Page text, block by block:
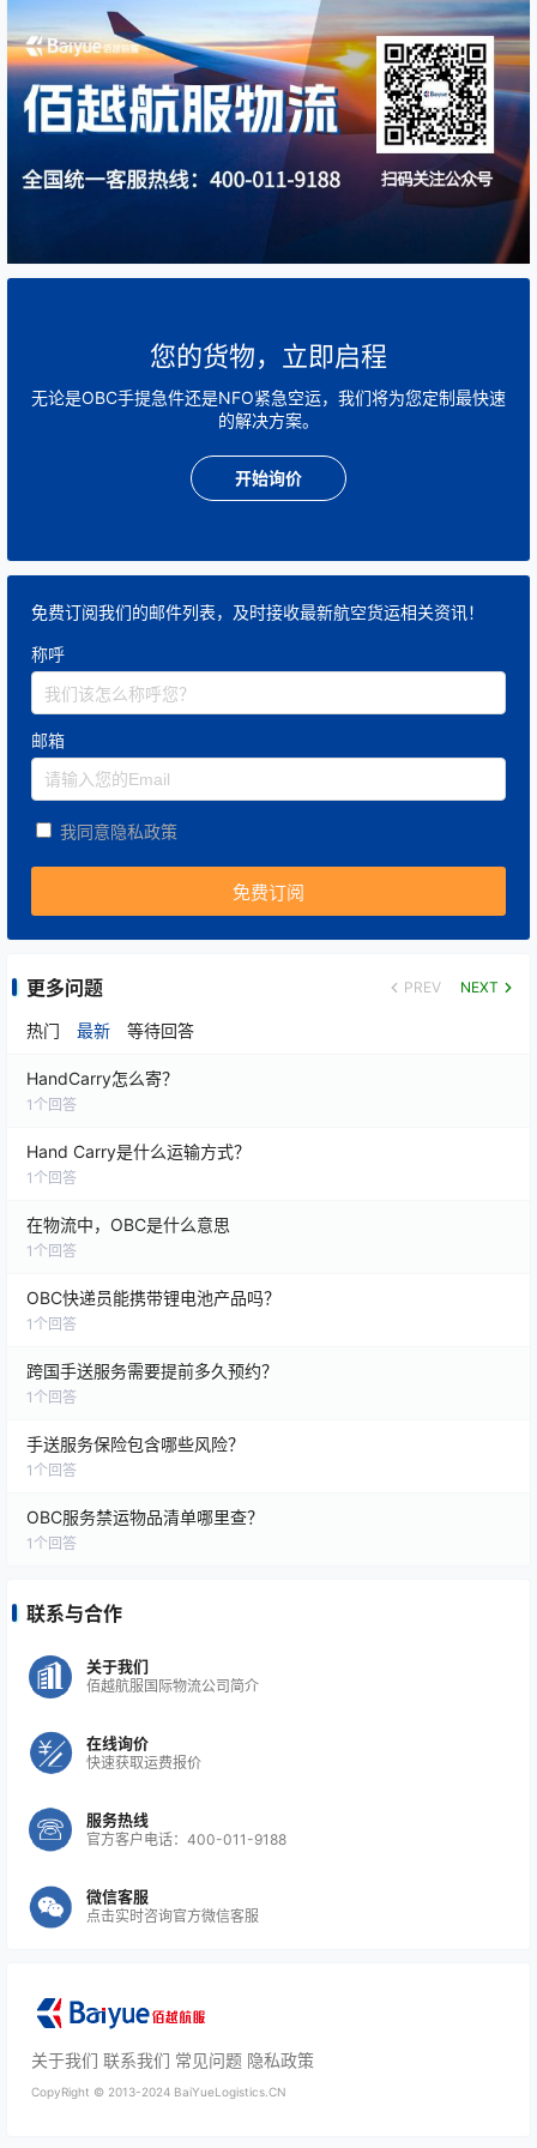
您的货物，立即启程
无论是OBC手提急件还是NFO紧急空运，我们将为您定制最快速
的解决方案。
开始询价
免费订阅我们的邮件列表，及时接收最新航空货运相关资讯！
称呼
邮箱
我同意隐私政策
更多问题 PREV NEXT
热门 最新 等待回答
HandCarry怎么寄？
1 个回答
Hand Carry是什么运输方式？
1 个回答
在物流中，OBC是什么意思
1 个回答
OBC快递员能携带锂电池产品吗？
1 个回答
跨国手送服务需要提前多久预约？
1 个回答
手送服务保险包含哪些风险？
1 个回答
OBC服务禁运物品清单哪里查？
1 个回答
联系与合作
关于我们
佰越航服国际物流公司简介
在线询价
快速获取运费报价
服务热线
官方客户电话：400-011-9188
微信客服
点击实时咨询官方微信客服
关于我们 联系我们 常见问题 隐私政策
CopyRight © 2013-2024 BaiYueLogistics.CN